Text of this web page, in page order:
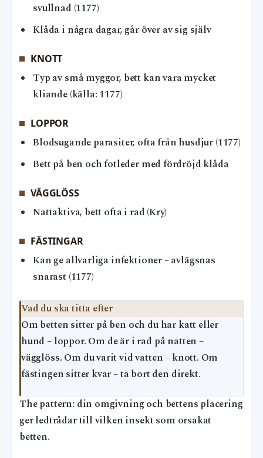
svullnad (1177)
Klåda i några dagar, går över av sig själv
KNOTT
Typ av små myggor, bett kan vara mycket
kliande (källa: 1177)
LOPPOR
Blodsugande parasiter, ofta från husdjur (1177)
Bett på ben och fotleder med fördröjd klåda
VÄGGLÖSS
Nattaktiva, bett ofta i rad (Kry)
FÄSTINGAR
Kan ge allvarliga infektioner – avlägsnas
snarast (1177)
Vad du ska titta efter
Om betten sitter på ben och du har katt eller
hund – loppor. Om de är i rad på natten –
vägglöss. Om du varit vid vatten – knott. Om
fästingen sitter kvar – ta bort den direkt.
The pattern: din omgivning och bettens placering
ger ledtrådar till vilken insekt som orsakat
betten.